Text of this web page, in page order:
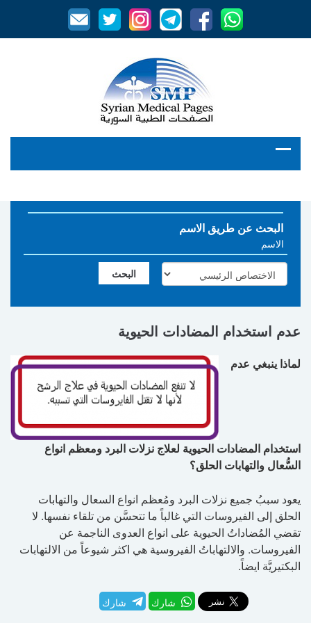
البحث عن طريق الاسم
عدم استخدام المضادات الحيوية
لماذا ينبغي عدم
استخدام المضادات الحيوية لعلاج نزلات البرد ومعظم انواع
السُّعال والتهابات الحلق؟
يعود سببُ جميع نزلات البرد ومُعظم انواع السعال والتهابات
الحلق إلى الفيروسات التي غالباً ما تتحسَّن من تلقاء نفسها. لا
تقضي المُضاداتُ الحيوية على انواع العدوى الناجمة عن
الفيروسات. والالتهاباتُ الفيروسية هي اكثر شيوعاً من الالتهابات
البكتيريَّة ايضاً.
شارك شارك